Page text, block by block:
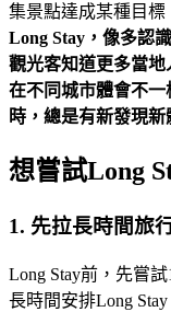
集景點達成某種目標
Long Stay ，像多認
觀光客知道更多當地
在不同城市體會不
時，總是有新發現
想嘗試Long
1. 先拉長時間旅
Long Stay前，先嘗
長時間安排Long Stay